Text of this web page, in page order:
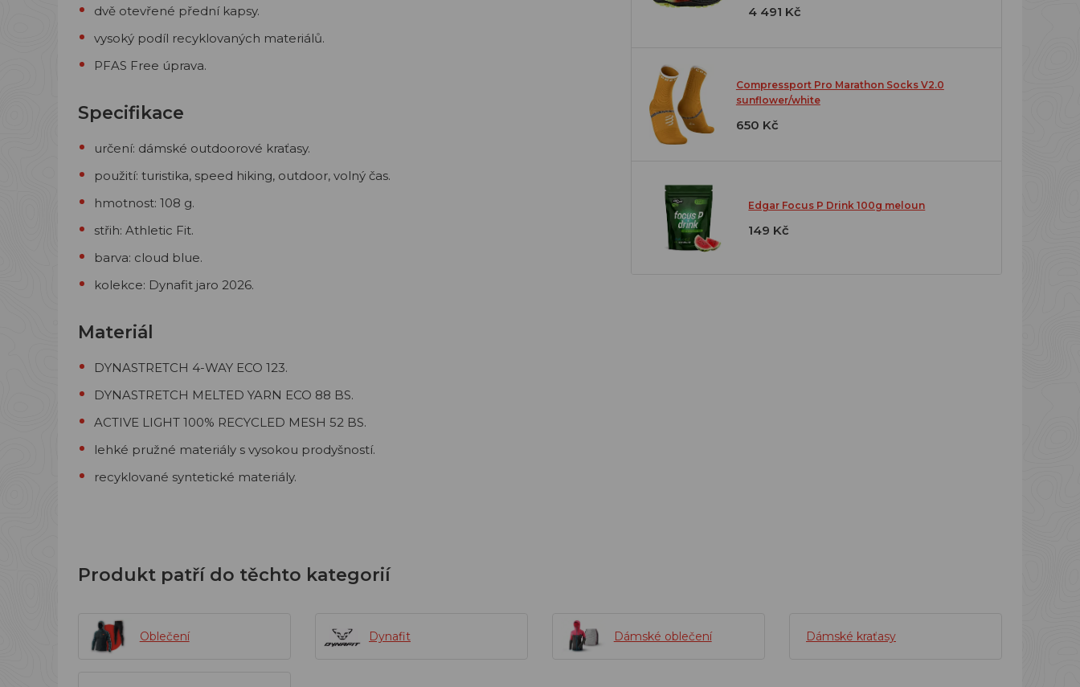
dvě otevřené přední kapsy.
vysoký podíl recyklovaných materiálů.
PFAS Free úprava.
Specifikace
určení: dámské outdoorové kraťasy.
použití: turistika, speed hiking, outdoor, volný čas.
hmotnost: 108 g.
střih: Athletic Fit.
barva: cloud blue.
kolekce: Dynafit jaro 2026.
Materiál
DYNASTRETCH 4-WAY ECO 123.
DYNASTRETCH MELTED YARN ECO 88 BS.
ACTIVE LIGHT 100% RECYCLED MESH 52 BS.
lehké pružné materiály s vysokou prodyšností.
recyklované syntetické materiály.
4 491 Kč
Compressport Pro Marathon Socks V2.0
sunflower/white
650 Kč
Edgar Focus P Drink 100g meloun
149 Kč
Produkt patří do těchto kategorií
Oblečení Dynafit Dámské oblečení Dámské kraťasy